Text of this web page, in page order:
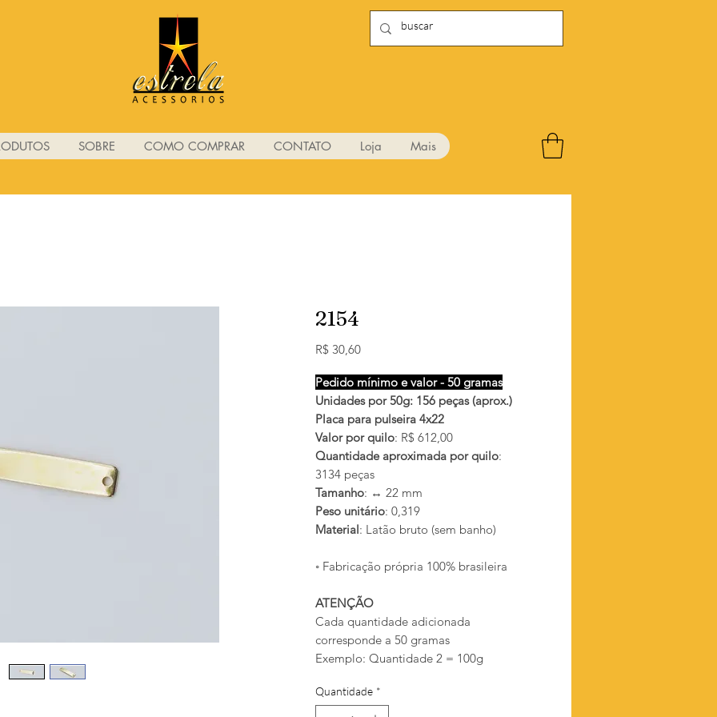
SOBRE COMO COMPRAR CONTATO Loja Mais
2154
R$ 30,60Preço
Pedido mínimo e valor - 50 gramas
Unidades por 50g: 156 peças (aprox.)
Placa para pulseira 4x22
Valor por quilo: R$ 612,00
Quantidade aproximada por quilo:
3134 peças
Tamanho: ↔ 22 mm
Peso unitário: 0,319
Material: Latão bruto (sem banho)
◦ Fabricação própria 100% brasileira
ATENÇÃO
Cada quantidade adicionada
corresponde a 50 gramas
Exemplo: Quantidade 2 = 100g
Quantidade *